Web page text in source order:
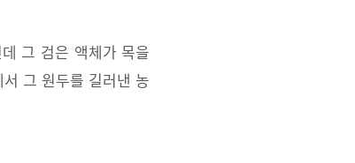
그 검은 액체가 목을
그 원두를 길러낸 농